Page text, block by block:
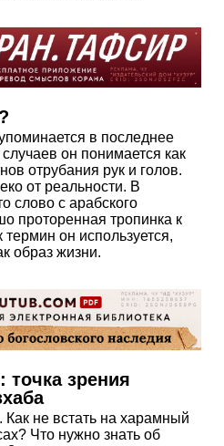
в последнее
он понимается как
отрубания рук и голов.
от реальности. В
слово с арабского
проторенная тропинка к
термин он используется,
образ жизни.
зрения
не встать на харамный
Что нужно знать об